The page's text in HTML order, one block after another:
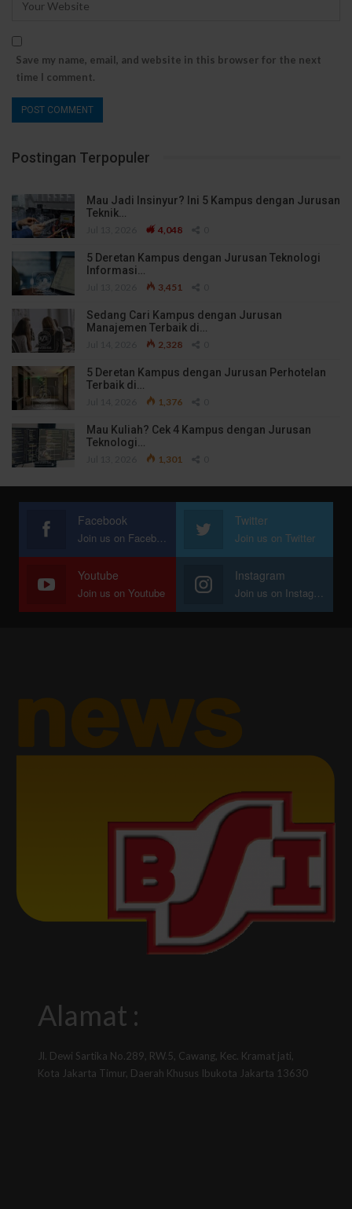
Save my name, email, and website in this browser for the next
time I comment.
Postingan Terpopuler
Mau Jadi Insinyur? Ini 5 Kampus dengan Jurusan
Teknik…
4,048
5 Deretan Kampus dengan Jurusan Teknologi
Informasi…
3,451
Sedang Cari Kampus dengan Jurusan
Manajemen Terbaik di…
2,328
5 Deretan Kampus dengan Jurusan Perhotelan
Terbaik di…
1,376
Mau Kuliah? Cek 4 Kampus dengan Jurusan
Teknologi…
1,301
Facebook
Join us on Facebook
Twitter
Join us on Twitter
Youtube
Join us on Youtube
Instagram
Join us on Instagram
Alamat :
Jl. Dewi Sartika No.289, RW.5, Cawang, Kec. Kramat jati,
Kota Jakarta Timur, Daerah Khusus Ibukota Jakarta 13630